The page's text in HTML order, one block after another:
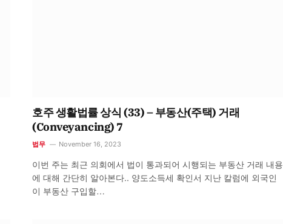
호주 생활법률 상식 (33) – 부동산(주택) 거래
(Conveyancing) 7
법무 November 16, 2023
이번 주는 최근 의회에서 법이 통과되어 시행되는 부동산 거래 내용
에 대해 간단히 알아본다.. 양도소득세 확인서 지난 칼럼에 외국인
이 부동산 구입할…